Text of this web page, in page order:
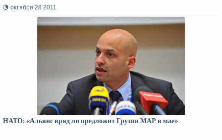
октября 28 2011
НАТО: «Альянс вряд ли предложит Грузии МАР в мае»